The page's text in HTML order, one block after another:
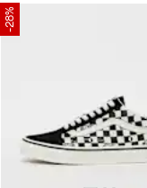
-28%